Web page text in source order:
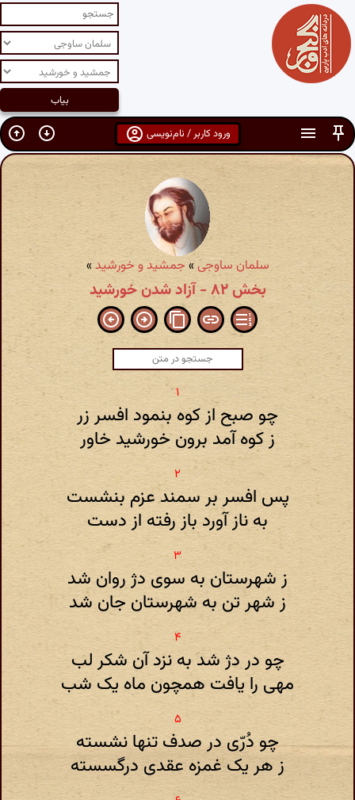
ورود کاربر / نام‌نویسی
سلمان ساوجی»جمشید و خورشید»
بخش ۸۲ - آزاد شدن خورشید
چو صبح از کوه بنمود افسر زر
ز کوه آمد برون خورشید خاور
پس افسر بر سمند عزم بنشست
به ناز آورد باز رفته از دست
ز شهرستان به سوی دژ روان شد
ز شهر تن به شهرستان جان شد
چو در دژ شد به نزد آن شکر لب
مهی را یافت همچون ماه یک شب
چو دُرّی در صدف تنها نشسته
ز هر یک غمزه عقدی درگسسته